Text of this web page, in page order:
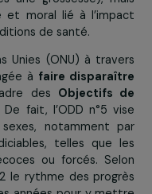
dès la
à des
à rester chez elles
et plus tard des
interdisent
une grossesse),
et moral lié à
de santé.
Unies (ONU) à